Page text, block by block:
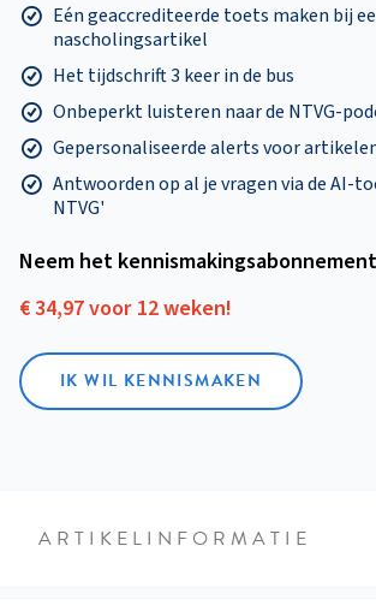
Eén geaccrediteerde toets maken bij
nascholingsartikel
Het tijdschrift 3 keer in de bus
Onbeperkt luisteren naar de NTVG-
Gepersonaliseerde alerts voor
Antwoorden op al je vragen via de AI-
NTVG'
Neem het kennismakings­abonnement
€ 34,97 voor 12 weken!
IK WIL KENNISMAKEN
ARTIKELINFORMATIE